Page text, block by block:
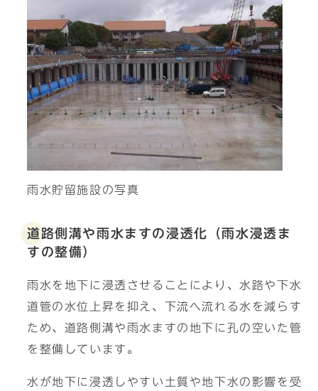
雨水貯留施設の写真
道路側溝や雨水ますの浸透化（雨水浸透ま
すの整備）
雨水を地下に浸透させることにより、水路や下水
道管の水位上昇を抑え、下流へ流れる水を減らす
ため、道路側溝や雨水ますの地下に孔の空いた管
を整備しています。
水が地下に浸透しやすい土質や地下水の影響を受